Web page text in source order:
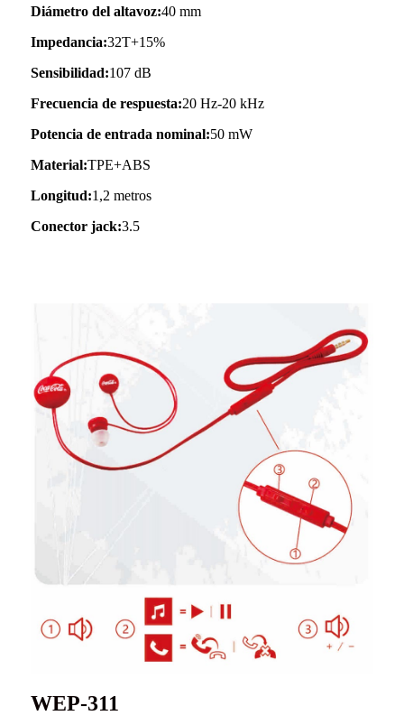
Diámetro del altavoz:40 mm
Impedancia:32T+15%
Sensibilidad:107 dB
Frecuencia de respuesta:20 Hz-20 kHz
Potencia de entrada nominal:50 mW
Material:TPE+ABS
Longitud:1,2 metros
Conector jack:3.5
WEP-311